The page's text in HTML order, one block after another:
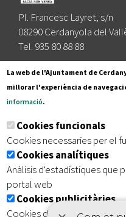
Pl. Francesc Layret, s/n
08290 Cerdanyola del
Tel. 935 80 88 88
Segueix-nos a:
Subscriu-te al nostre
Inici | Avís legal |
| Accessibilitat
La web de l'Ajuntament de
millorar l'experiència de
informació.
Cookies funcionals
Cookies necessaries per el
Cookies analítiques
Anàlisis d'estadístiques que
portal web
Cookies publicitàries
Cookies de tercers amb